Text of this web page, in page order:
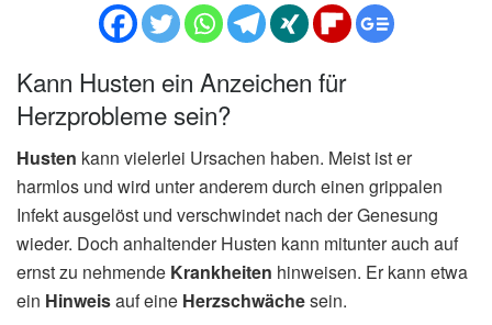
Kann Husten ein Anzeichen für
Herzprobleme sein?
Husten kann vielerlei Ursachen haben. Meist ist er
harmlos und wird unter anderem durch einen grippalen
Infekt ausgelöst und verschwindet nach der Genesung
wieder. Doch anhaltender Husten kann mitunter auch auf
ernst zu nehmende Krankheiten hinweisen. Er kann etwa
ein Hinweisauf eine Herzschwächesein.